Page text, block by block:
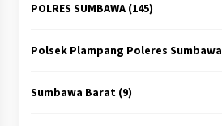
POLRES SUMBAWA(145)
Polsek Plampang Poleres Sumbawa
Sumbawa Barat(9)